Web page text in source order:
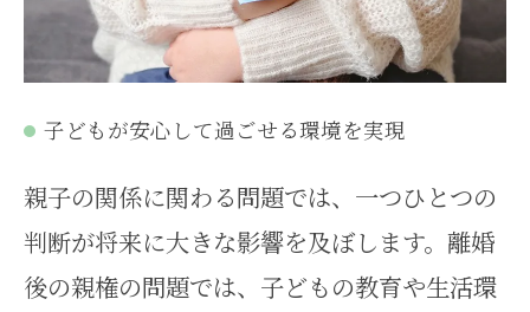
子どもが安心して過ごせる環境を実現
親子の関係に関わる問題では、一つひとつの
判断が将来に大きな影響を及ぼします。離婚
後の親権の問題では、子どもの教育や生活環